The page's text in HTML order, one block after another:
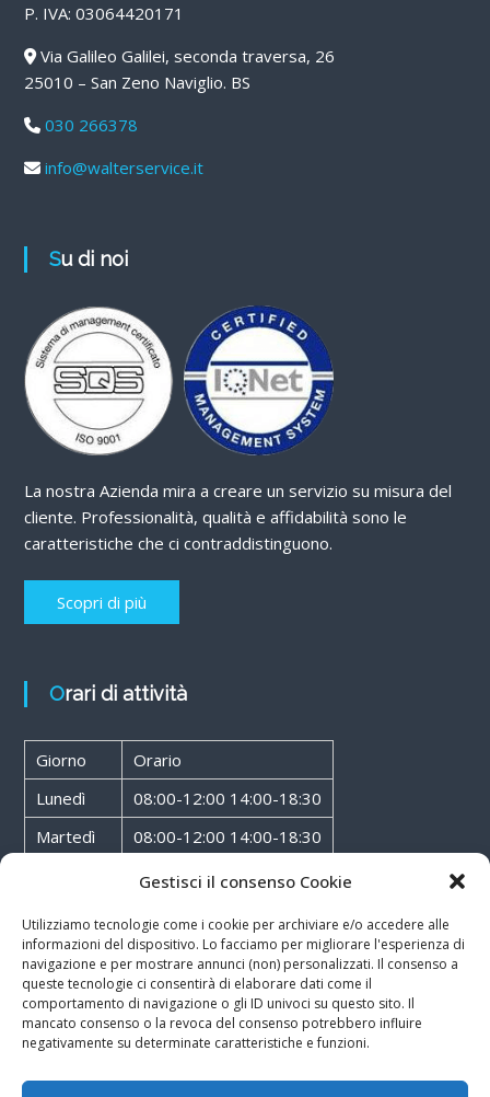
Gestisci il consenso Cookie
Utilizziamo tecnologie come i cookie per archiviare e/o accedere alle
informazioni del dispositivo. Lo facciamo per migliorare l'esperienza di
navigazione e per mostrare annunci (non) personalizzati. Il consenso a
queste tecnologie ci consentirà di elaborare dati come il
comportamento di navigazione o gli ID univoci su questo sito. Il
mancato consenso o la revoca del consenso potrebbero influire
negativamente su determinate caratteristiche e funzioni.
P. IVA: 03064420171
Via Galileo Galilei, seconda traversa, 26
25010 – San Zeno Naviglio. BS
030 266378
info@walterservice.it
Su di noi
La nostra Azienda mira a creare un servizio su misura del
cliente. Professionalità, qualità e affidabilità sono le
caratteristiche che ci contraddistinguono.
Scopri di più
Orari di attività
Giorno
Orario
Lunedì
08:00-12:00 14:00-18:30
Martedì
08:00-12:00 14:00-18:30
08:00-12:00 14:00-18:30
Giovedì
08:00-12:00 14:00-18:30
Venerdì
08:00-12:00 14:00-18:30
Sabato
08:00-12:00